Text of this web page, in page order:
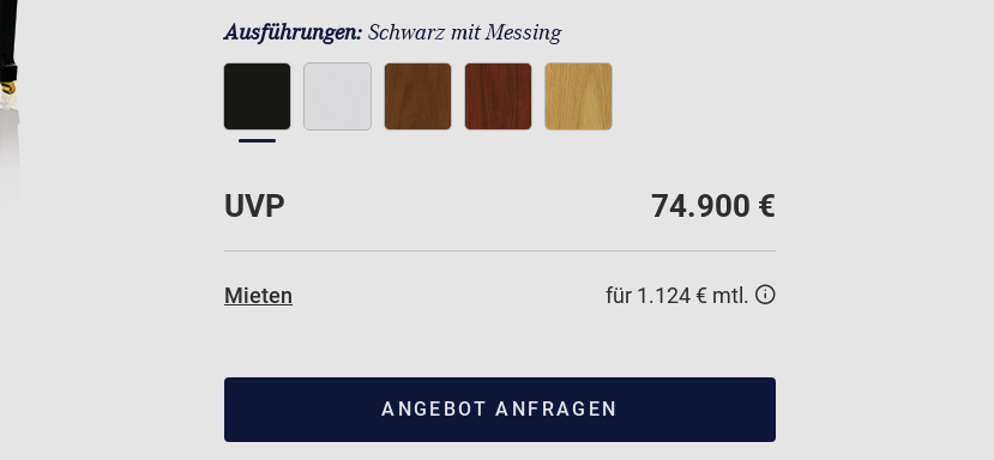
Ausführungen: Schwarz mit Messing
UVP 74.900 €
Mieten für 1.124 € mtl.
ANGEBOT ANFRAGEN